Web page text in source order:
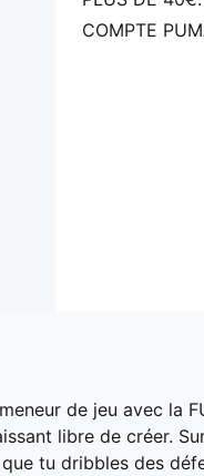
meilleur
et frappes
adversaires
COMPTE
de jeu avec la
libre de créer.
tu dribbles des